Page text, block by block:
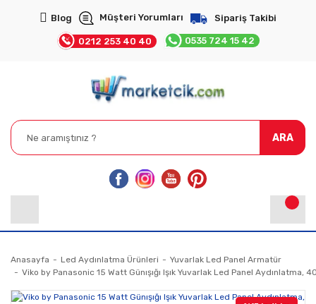
Blog Müşteri Yorumları Sipariş Takibi
0212 253 40 40 0535 724 15 42
ARA
Anasayfa Led Aydınlatma Ürünleri
Yuvarlak Led Panel Armatür
Viko by Panasonic 15 Watt Günışığı Işık Yuvarlak Led Panel Aydınlatma,